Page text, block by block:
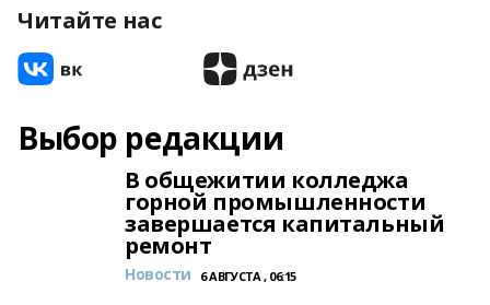
Читайте нас
Выбор редакции
В общежитии колледжа
горной промышленности
завершается капитальный
ремонт
Новости 6 АВГУСТА , 06:15